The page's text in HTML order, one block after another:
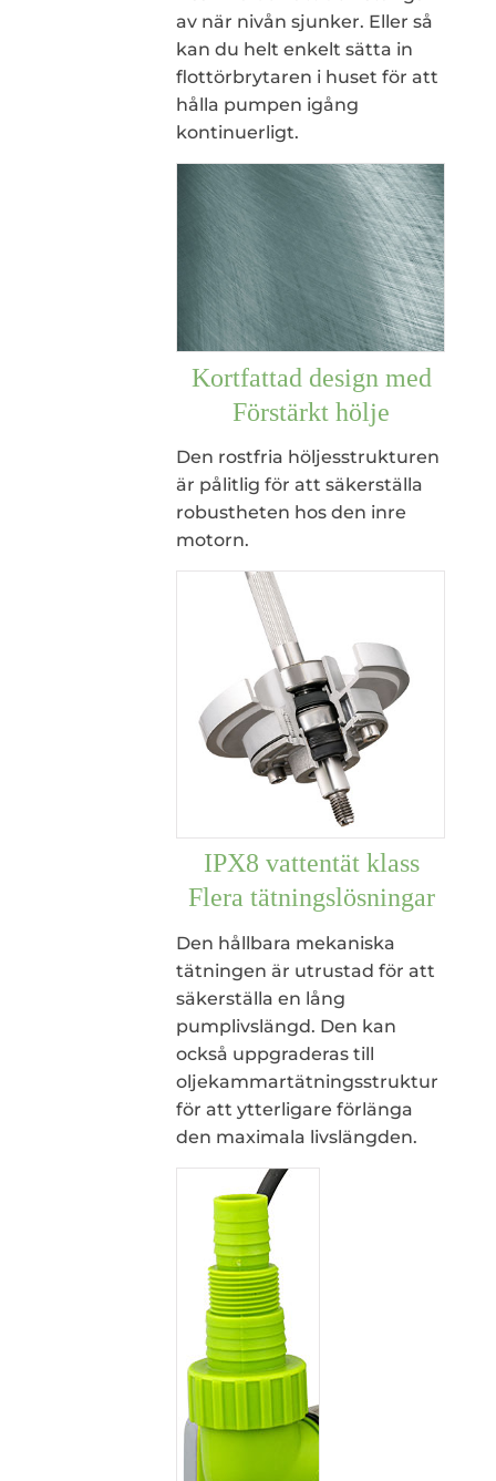
av när nivån sjunker. Eller så
kan du helt enkelt sätta in
flottörbrytaren i huset för att
hålla pumpen igång
kontinuerligt.
Kortfattad design med
Förstärkt hölje
Den rostfria höljesstrukturen
är pålitlig för att säkerställa
robustheten hos den inre
motorn.
IPX8 vattentät klass
Flera tätningslösningar
Den hållbara mekaniska
tätningen är utrustad för att
säkerställa en lång
pumplivslängd. Den kan
också uppgraderas till
oljekammartätningsstruktur
för att ytterligare förlänga
den maximala livslängden.